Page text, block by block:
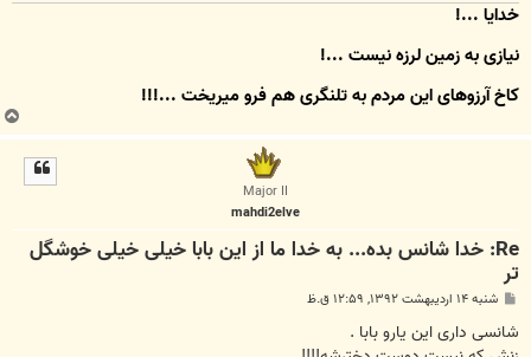
خدایا ...!
نیازی به زمین لرزه نیست ...!
کاخِ آرزوهای این مردم به تلنگری هم فرو میریخت ...!!!
Major II
mahdi2elve
Re: خدا شانس بده... به خدا ما از این بابا خیلی خیلی خوشگل
تر
ت
شنبه ۱۴ اردیبهشت ۱۳۹۲, ۱۲:۵۹ ق.ظ
شانسی داری این یارو بابا .